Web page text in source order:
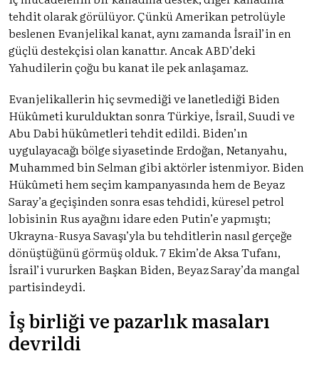
tehdit olarak görülüyor. Çünkü Amerikan petrolüyle
beslenen Evanjelikal kanat, aynı zamanda İsrail’in en
güçlü destekçisi olan kanattır. Ancak ABD’deki
Yahudilerin çoğu bu kanat ile pek anlaşamaz.
Evanjelikallerin hiç sevmediği ve lanetlediği Biden
Hükûmeti kurulduktan sonra Türkiye, İsrail, Suudi ve
Abu Dabi hükûmetleri tehdit edildi. Biden’ın
uygulayacağı bölge siyasetinde Erdoğan, Netanyahu,
Muhammed bin Selman gibi aktörler istenmiyor. Biden
Hükûmeti hem seçim kampanyasında hem de Beyaz
Saray’a geçişinden sonra esas tehdidi, küresel petrol
lobisinin Rus ayağını idare eden Putin’e yapmıştı;
Ukrayna-Rusya Savaşı’yla bu tehditlerin nasıl gerçeğe
dönüştüğünü görmüş olduk. 7 Ekim’de Aksa Tufanı,
İsrail’i vururken Başkan Biden, Beyaz Saray’da mangal
partisindeydi.
İş birliği ve pazarlık masaları
devrildi